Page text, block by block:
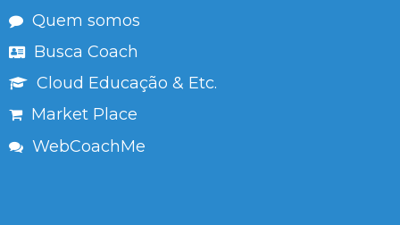
Quem somos
Busca Coach
Cloud Educação & Etc.
Market Place
WebCoachMe